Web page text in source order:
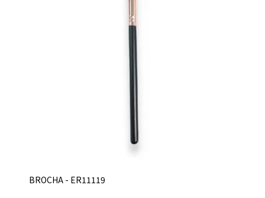
BROCHA - ER11119